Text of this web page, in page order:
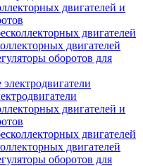
двигателей и
двигателей
двигателей
оборотов для
двигателей и
двигателей
двигателей
оборотов для